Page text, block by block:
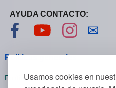
Usamos cookies en
AYUDA CONTACTO:
Visítanos en Facebook
Visítanos enVisítanos
✉
Políticas generales
Políticas de privacidad